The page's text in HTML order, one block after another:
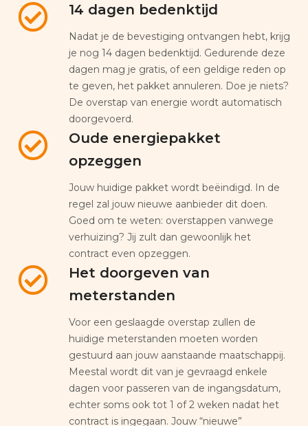
14 dagen bedenktijd
Nadat je de bevestiging ontvangen hebt, krijg
je nog 14 dagen bedenktijd. Gedurende deze
dagen mag je gratis, of een geldige reden op
te geven, het pakket annuleren. Doe je niets?
De overstap van energie wordt automatisch
doorgevoerd.
Oude energiepakket
opzeggen
Jouw huidige pakket wordt beëindigd. In de
regel zal jouw nieuwe aanbieder dit doen.
Goed om te weten: overstappen vanwege
verhuizing? Jij zult dan gewoonlijk het
contract even opzeggen.
Het doorgeven van
meterstanden
Voor een geslaagde overstap zullen de
huidige meterstanden moeten worden
gestuurd aan jouw aanstaande maatschappij.
Meestal wordt dit van je gevraagd enkele
dagen voor passeren van de ingangsdatum,
echter soms ook tot 1 of 2 weken nadat het
contract is ingegaan. Jouw “nieuwe”